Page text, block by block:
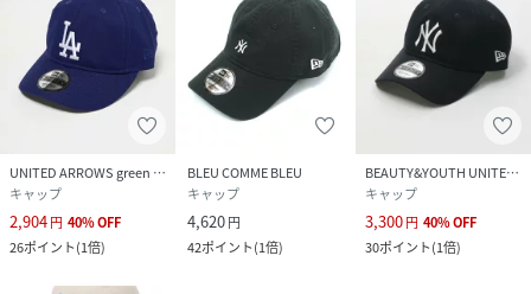
UNITED ARROWS green label relaxing
キャップ
2,904円 40%OFF
26ポイント(1倍)
BLEU COMME BLEU
キャップ
4,620円
42ポイント(1倍)
BEAUTY&YOUTH UNITED ARROWS
キャップ
3,300円 40%OFF
30ポイント(1倍)